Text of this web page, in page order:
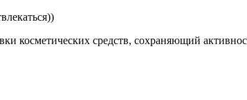
косметических средств, сохраняющий